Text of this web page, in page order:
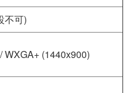
不可)
WXGA+ (1440x900)